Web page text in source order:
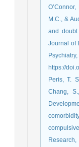
M.C., &
and
Journal of
https://
Peris, T.
Chang,